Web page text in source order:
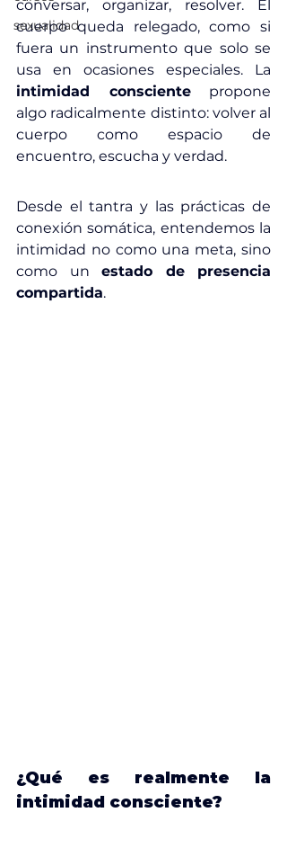
sexualidad
conversar, organizar, resolver. El
cuerpo queda relegado, como si
fuera un instrumento que solo se
intimidad consciente propone
algo radicalmente distinto: volver al
cuerpo como espacio de
encuentro, escucha y verdad.
Desde el tantra y las prácticas de
conexión somática, entendemos la
intimidad no como una meta, sino
como un estado de presencia
compartida.
¿Qué es realmente la
intimidad consciente?